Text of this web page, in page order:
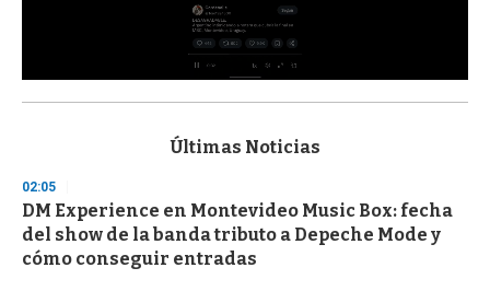
s
d
s
o
f
3
Últimas Noticias
02:05
DM Experience en Montevideo Music Box: fecha
del show de la banda tributo a Depeche Mode y
cómo conseguir entradas